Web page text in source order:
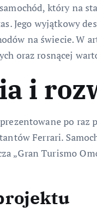
który na
Jego wyjątkowy
na świecie. W
oraz rosnącej
i
po raz
Ferrari.
„Gran Turismo